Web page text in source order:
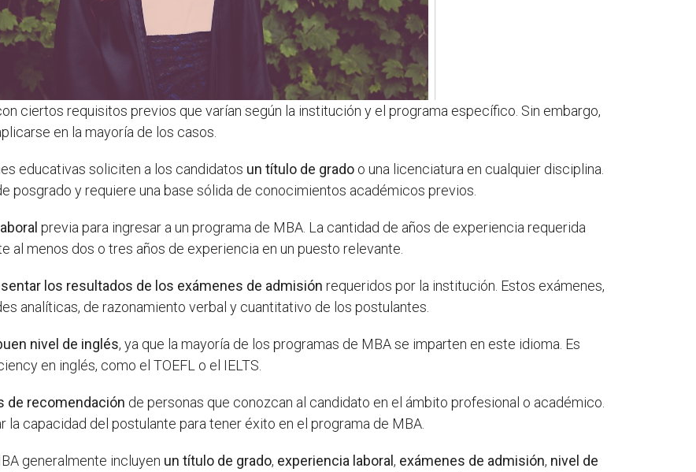
ciertos requisitos previos que varían según la institución y el programa específico. Sin embargo,
en la mayoría de los casos.
educativas soliciten a los candidatos un título de grado o una licenciatura en cualquier disciplina.
posgrado y requiere una base sólida de conocimientos académicos previos.
previa para ingresar a un programa de MBA. La cantidad de años de experiencia requerida
al menos dos o tres años de experiencia en un puesto relevante.
los resultados de los exámenes de admisión requeridos por la institución. Estos exámenes,
analíticas, de razonamiento verbal y cuantitativo de los postulantes.
nivel de inglés, ya que la mayoría de los programas de MBA se imparten en este idioma. Es
en inglés, como el TOEFL o el IELTS.
de recomendación de personas que conozcan al candidato en el ámbito profesional o académico.
la capacidad del postulante para tener éxito en el programa de MBA.
generalmente incluyen un título de grado, experiencia laboral, exámenes de admisión, nivel de